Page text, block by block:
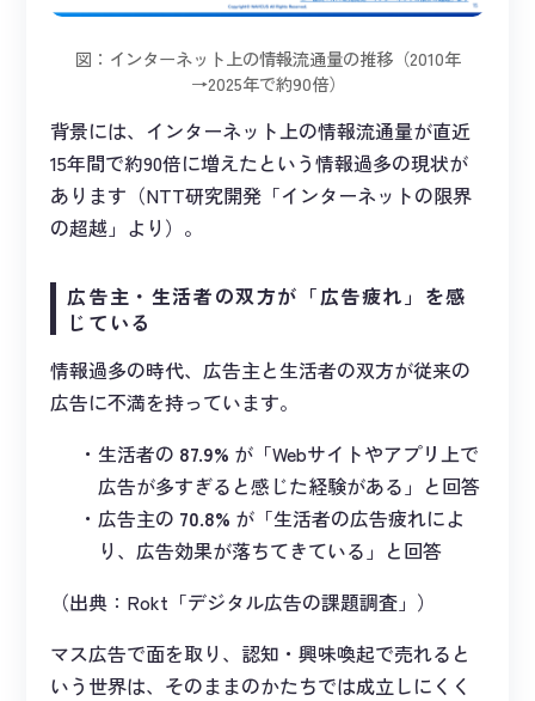
図：インターネット上の情報流通量の推移（2010年
→2025年で約90倍）
背景には、インターネット上の情報流通量が直近
15年間で約90倍に増えたという情報過多の現状が
あります（NTT研究開発「インターネットの限界
の超越」より）。
広告主・生活者の双方が「広告疲れ」を感
じている
情報過多の時代、広告主と生活者の双方が従来の
広告に不満を持っています。
生活者の 87.9% が「Webサイトやアプリ上で
広告が多すぎると感じた経験がある」と回答
広告主の 70.8% が「生活者の広告疲れによ
り、広告効果が落ちてきている」と回答
（出典：Rokt「デジタル広告の課題調査」）
マス広告で面を取り、認知・興味喚起で売れると
いう世界は、そのままのかたちでは成立しにくく